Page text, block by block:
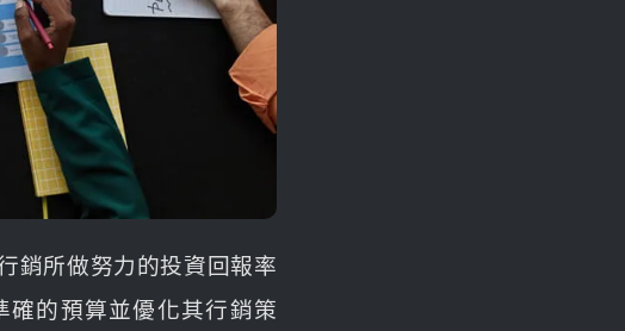
銷所做努力的投資回報率
確的預算並優化其行銷策